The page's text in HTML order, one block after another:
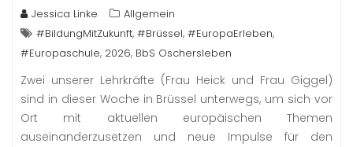
Jessica Linke
Allgemein
#BildungMitZukunft, #Brüssel, #EuropaErleben,
#Europaschule, 2026, BbS Oschersleben
Zwei unserer Lehrkräfte (Frau Heick und Frau Giggel)
sind in dieser Woche in Brüssel unterwegs, um sich vor
Ort mit aktuellen europäischen Themen
auseinanderzusetzen und neue Impulse für den